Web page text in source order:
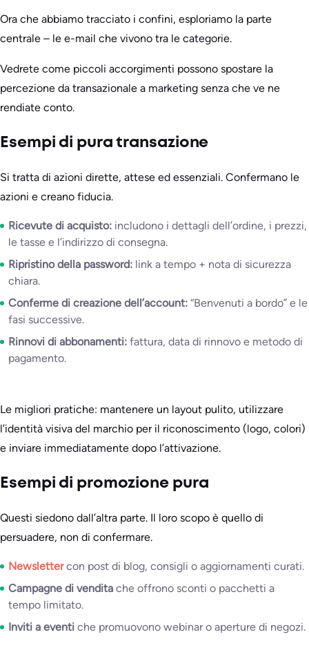
Ora che abbiamo tracciato i confini, esploriamo la parte
centrale – le e-mail che vivono tra le categorie.
Vedrete come piccoli accorgimenti possono spostare la
percezione da transazionale a marketing senza che ve ne
rendiate conto.
Esempi di pura transazione
Si tratta di azioni dirette, attese ed essenziali. Confermano le
azioni e creano fiducia.
Ricevute di acquisto: includono i dettagli dell’ordine, i prezzi,
le tasse e l’indirizzo di consegna.
Ripristino della password: link a tempo + nota di sicurezza
chiara.
Conferme di creazione dell’account: “Benvenuti a bordo” e le
fasi successive.
Rinnovi di abbonamenti: fattura, data di rinnovo e metodo di
pagamento.
Le migliori pratiche: mantenere un layout pulito, utilizzare
l’identità visiva del marchio per il riconoscimento (logo, colori)
e inviare immediatamente dopo l’attivazione.
Esempi di promozione pura
Questi siedono dall’altra parte. Il loro scopo è quello di
persuadere, non di confermare.
Newslettercon post di blog, consigli o aggiornamenti curati.
Campagne di vendita che offrono sconti o pacchetti a
tempo limitato.
Inviti a eventi che promuovono webinar o aperture di negozi.